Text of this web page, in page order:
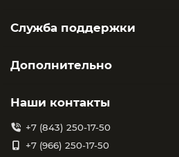
Служба поддержки
Дополнительно
Наши контакты
+7 (843) 250-17-50
+7 (966) 250-17-50